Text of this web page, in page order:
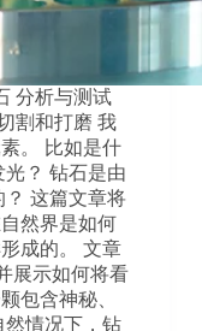
分析与测试
割和打磨 我
。 比如是什
？ 钻石是由
这篇文章将
然界是如何
成的。 文章
展示如何将看
包含神秘、
然情况下，钻